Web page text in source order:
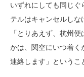
いずれにしても同じぐ
テルはキャンセルしな
「とりあえず、杭州
かは、関空にいつ着く
連絡します」というこ